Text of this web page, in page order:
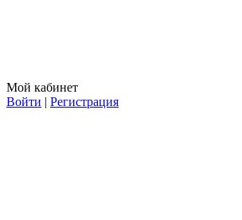
Мой кабинет
Войти | Регистрация